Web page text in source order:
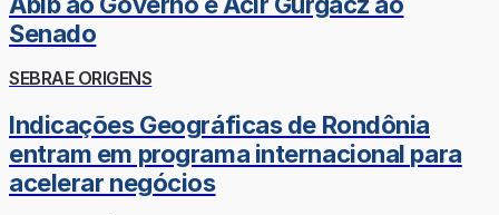
Senado
SEBRAE ORIGENS
Indicações Geográficas de Rondônia
entram em programa internacional para
acelerar negócios